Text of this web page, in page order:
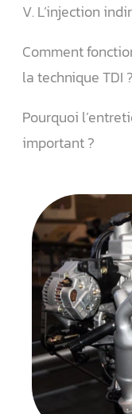
V. L’injection
Comment
la technique TDI ?
Pourquoi
important ?